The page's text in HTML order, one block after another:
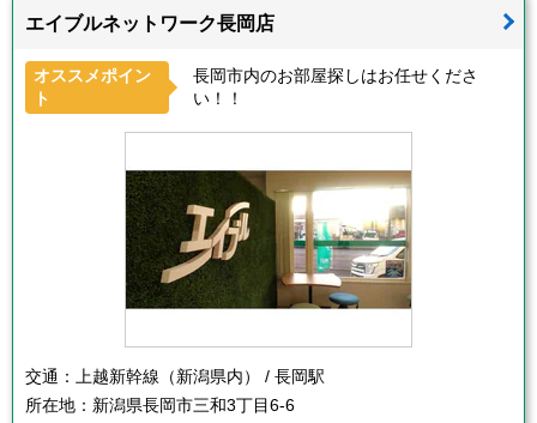
エイブルネットワーク長岡店
オススメポイン
ト
長岡市内のお部屋探しはお任せくださ
い！！
交通： 上越新幹線（新潟県内） / 長岡駅
所在地： 新潟県長岡市三和3丁目6-6